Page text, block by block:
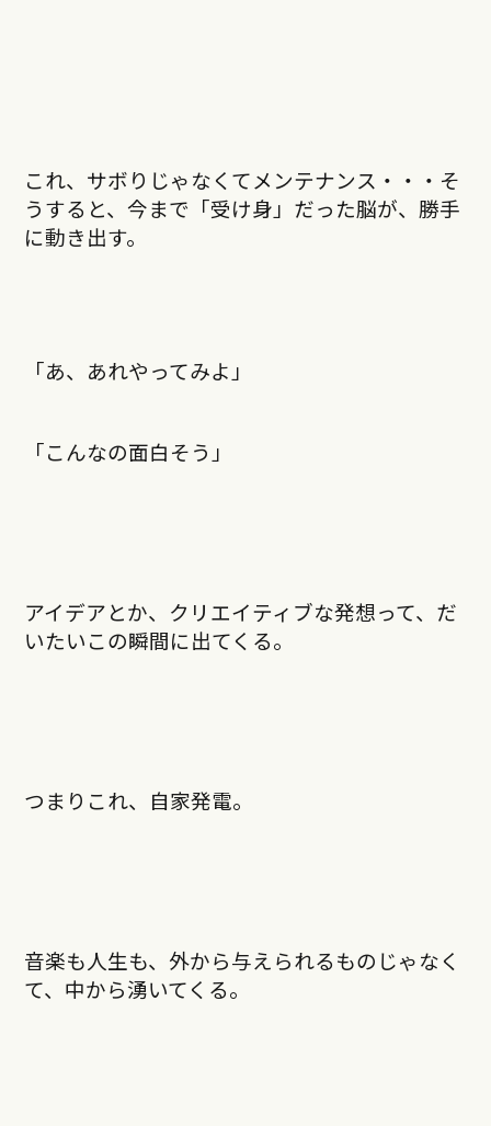
これ、サボりじゃなくてメンテナンス・・・そ
うすると、今まで「受け身」だった脳が、勝手
に動き出す。
「あ、あれやってみよ」
「こんなの面白そう」
アイデアとか、クリエイティブな発想って、だ
いたいこの瞬間に出てくる。
つまりこれ、自家発電。
音楽も人生も、外から与えられるものじゃなく
て、中から湧いてくる。